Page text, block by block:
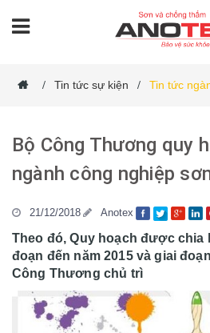
/ Tin tức sự kiện / Tin tức
Bộ Công Thương quy
ngành công nghiệp
21/12/2018 Anotex
Theo đó, Quy hoạch được chia
đoạn đến năm 2015 và giai
Công Thương chủ trì